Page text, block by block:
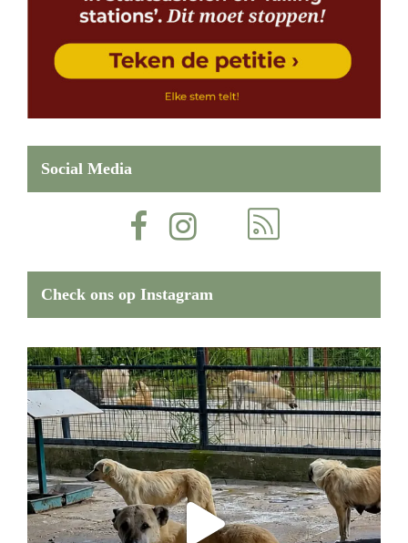
Social Media
Check ons op Instagram